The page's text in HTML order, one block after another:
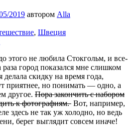
2019 автором Alla
, Швеция
этого не любила Стокгольм, и все-
город показался мне слишком
скидку на время года,
приятнее, но понимать — одно, а
другое. Пора закончить с набором
к фотографиям. Вот, например,
здесь не так уж холодно, но ведь
берег выглядит совсем иначе!